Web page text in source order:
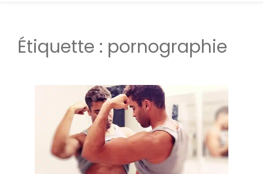
Étiquette : pornographie